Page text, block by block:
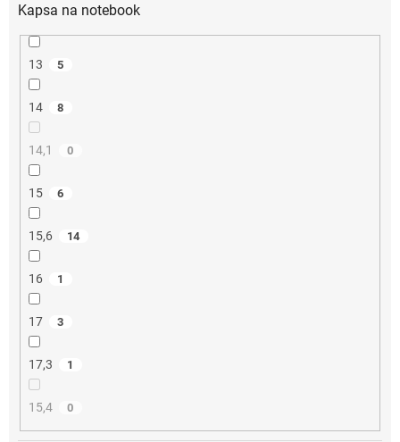
Kapsa na notebook
13 5
14 8
14,1 0
15 6
15,6 14
16 1
17 3
17,3 1
15,4 0